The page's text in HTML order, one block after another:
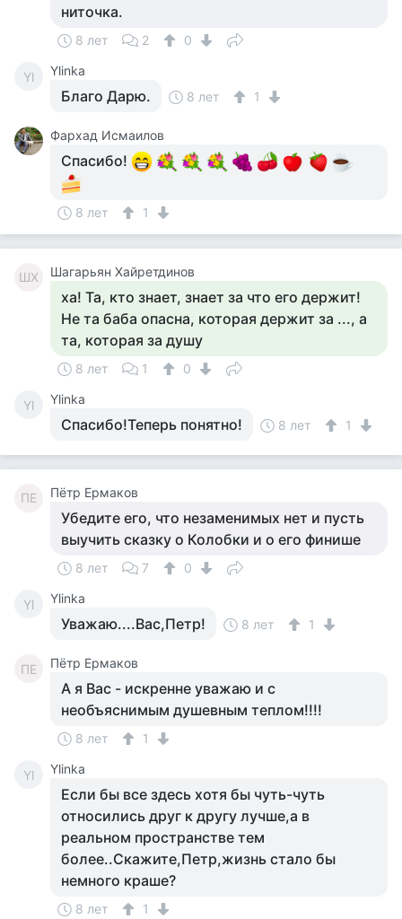
ниточка.
8 лет 2 0
Yl Ylinka
Благо Дарю. 8 лет 1
Фархад Исмаилов
Спасибо!
8 лет 1
ШХ Шагарьян Хайретдинов
ха! Та, кто знает, знает за что его держит!
Не та баба опасна, которая держит за ..., а
та, которая за душу
8 лет 1 0
Yl Ylinka
Спасибо!Теперь понятно! 8 лет 1
ПЕ Пётр Ермаков
Убедите его, что незаменимых нет и пусть
выучить сказку о Колобки и о его финише
8 лет 7 0
Yl Ylinka
Уважаю....Вас,Петр! 8 лет 1
ПЕ Пётр Ермаков
А я Вас - искренне уважаю и с
необъяснимым душевным теплом!!!!
8 лет 1
Yl Ylinka
Если бы все здесь хотя бы чуть-чуть
относились друг к другу лучше,а в
реальном пространстве тем
более..Скажите,Петр,жизнь стало бы
немного краше?
8 лет 1